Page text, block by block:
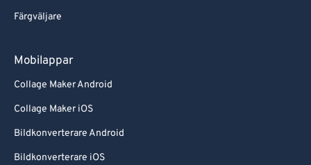
Färgväljare
Mobilappar
Collage Maker Android
Collage Maker iOS
Bildkonverterare Android
Bildkonverterare iOS